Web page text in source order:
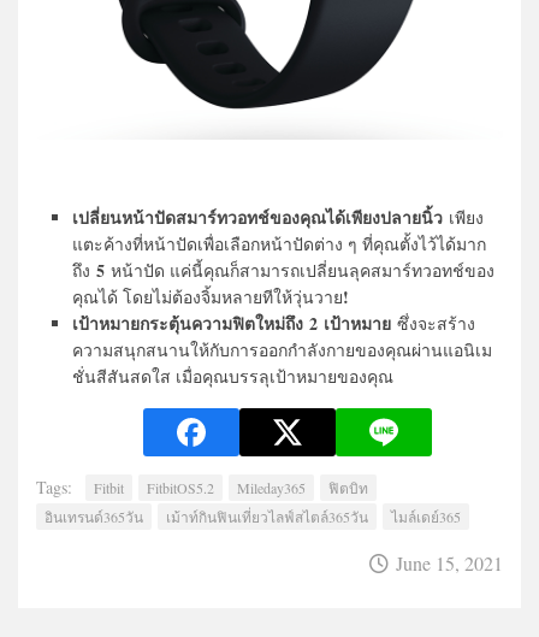
เปลี่ยนหน้าปัดสมาร์ทวอทช์ของคุณได้เพียงปลายนิ้ว เพียง
แตะค้างที่หน้าปัดเพื่อเลือกหน้าปัดต่าง ๆ ที่คุณตั้งไว้ได้มาก
ถึง 5 หน้าปัด แค่นี้คุณก็สามารถเปลี่ยนลุคสมาร์ทวอทช์ของ
คุณได้ โดยไม่ต้องจิ้มหลายทีให้วุ่นวาย!
เป้าหมายกระตุ้นความฟิตใหม่ถึง 2 เป้าหมาย ซึ่งจะสร้าง
ความสนุกสนานให้กับการออกกำลังกายของคุณผ่านแอนิเม
ชั่นสีสันสดใส เมื่อคุณบรรลุเป้าหมายของคุณ
Tags: Fitbit FitbitOS5.2 Mileday365
ฟิตบิท
อินเทรนด์365วัน
เม้าท์กินฟินเที่ยวไลฟ์สไตล์365วัน ไมล์เดย์365
June 15, 2021